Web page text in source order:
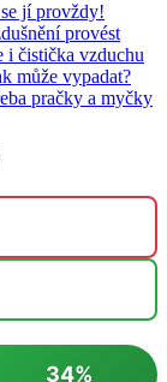
jí provždy!
provést
i čistička vzduchu
může vypadat?
pračky a myčky
34%